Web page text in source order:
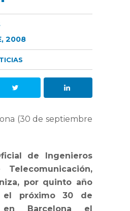
2008
(30 de septiembre
de Ingenieros
por quinto año
el próximo 30 de
en Barcelona el